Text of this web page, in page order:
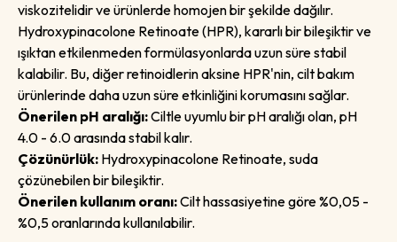
viskozitelidir ve ürünlerde homojen bir şekilde dağılır.
Hydroxypinacolone Retinoate (HPR), kararlı bir bileşiktir ve
ışıktan etkilenmeden formülasyonlarda uzun süre stabil
kalabilir. Bu, diğer retinoidlerin aksine HPR'nin, cilt bakım
ürünlerinde daha uzun süre etkinliğini korumasını sağlar.
Önerilen pH aralığı:Ciltle uyumlu bir pH aralığı olan, pH
4.0 - 6.0 arasında stabil kalır.
Çözünürlük: Hydroxypinacolone Retinoate, suda
çözünebilen bir bileşiktir.
Önerilen kullanım oranı:Cilt hassasiyetine göre %0,05 -
%0,5 oranlarında kullanılabilir.